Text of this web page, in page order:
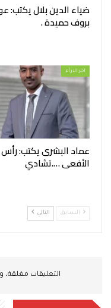
ضياء الدين بلال يكتب:
بروف حميدة .
اخر الارأء
عماد البشرى يكتب: رأس
الأفعى ….تشادي
السابق التالي
التعليقات مغلقة،